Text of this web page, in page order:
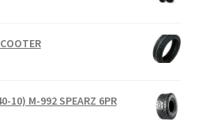
10) M-992 SPEARZ 6PR